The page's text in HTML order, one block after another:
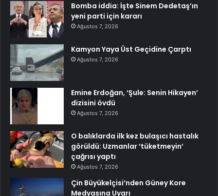
Bomba iddia: İşte Sinem Dedetaş’ın
yeni parti için kararı
Ağustos 7, 2026
Kamyon Yaya Üst Geçidine Çarptı
Ağustos 7, 2026
Emine Erdoğan, ‘Şule: Senin Hikayen’
dizisini övdü
Ağustos 7, 2026
O balıklarda ilk kez bulaşıcı hastalık
görüldü: Uzmanlar ‘tüketmeyin’
çağrısı yaptı
Ağustos 7, 2026
Çin Büyükelçisi’nden Güney Kore
Medyasına Uyarı